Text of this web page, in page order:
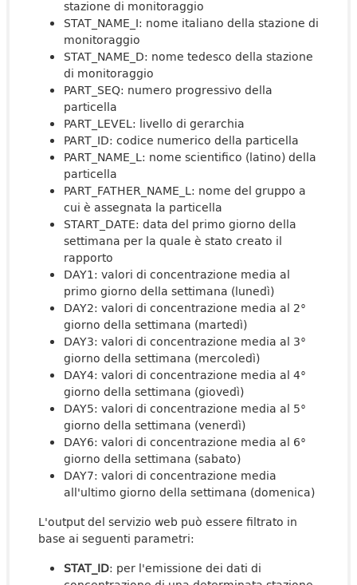
stazione di monitoraggio
STAT_NAME_I: nome italiano della stazione di
monitoraggio
STAT_NAME_D: nome tedesco della stazione
di monitoraggio
PART_SEQ: numero progressivo della
particella
PART_LEVEL: livello di gerarchia
PART_ID: codice numerico della particella
PART_NAME_L: nome scientifico (latino) della
particella
PART_FATHER_NAME_L: nome del gruppo a
cui è assegnata la particella
START_DATE: data del primo giorno della
settimana per la quale è stato creato il
rapporto
DAY1: valori di concentrazione media al
primo giorno della settimana (lunedì)
DAY2: valori di concentrazione media al 2°
giorno della settimana (martedì)
DAY3: valori di concentrazione media al 3°
giorno della settimana (mercoledì)
DAY4: valori di concentrazione media al 4°
giorno della settimana (giovedì)
DAY5: valori di concentrazione media al 5°
giorno della settimana (venerdì)
DAY6: valori di concentrazione media al 6°
giorno della settimana (sabato)
DAY7: valori di concentrazione media
all'ultimo giorno della settimana (domenica)
L'output del servizio web può essere filtrato in
base ai seguenti parametri:
STAT_ID: per l'emissione dei dati di